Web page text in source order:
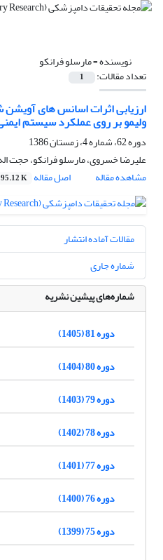
نویسنده =مارسلو فرانکو
تعداد مقالات: 1
ارزیابی اثرات اسانس های آویشن
ولیمو بر روی عملکرد سیستم
دوره 62، شماره 4، زمستان 1386
علیرضا خسروی، مارسلو فرانکو، حجت
مشاهده مقاله
اصل مقاله K
مقالات آماده انتشار
شماره جاری
شماره‌های پیشین نشریه
دوره 81 (1405)
دوره 80 (1404)
دوره 79 (1403)
دوره 78 (1402)
دوره 77 (1401)
دوره 76 (1400)
دوره 75 (1399)